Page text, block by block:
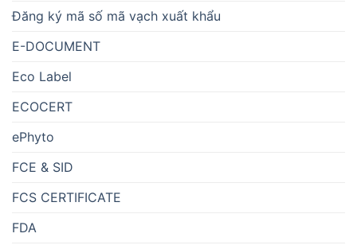
Đăng ký mã số mã vạch xuất khẩu
E-DOCUMENT
Eco Label
ECOCERT
ePhyto
FCE & SID
FCS CERTIFICATE
FDA